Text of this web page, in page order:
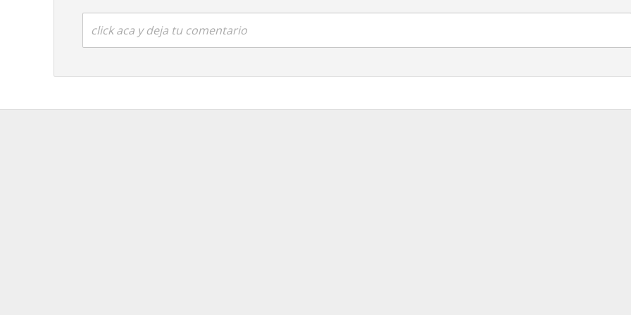
click aca y deja tu comentario